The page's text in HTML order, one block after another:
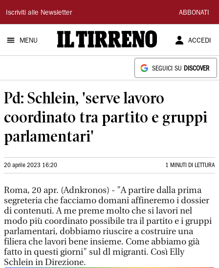
Il
Tirreno
Iscriviti alle Newsletter ABBONATI
MENU ACCEDI
SEGUICI SU DISCOVER
Pd: Schlein, 'serve lavoro
coordinato tra partito e gruppi
parlamentari'
20 aprile 2023 16:20 1 MINUTI DI LETTURA
Roma, 20 apr. (Adnkronos) - "A partire dalla prima
segreteria che facciamo domani affineremo i dossier
di contenuti. A me preme molto che si lavori nel
modo più coordinato possibile tra il partito e i gruppi
parlamentari, dobbiamo riuscire a costruire una
filiera che lavori bene insieme. Come abbiamo già
fatto in questi giorni" sul dl migranti. Così Elly
Schlein in Direzione.